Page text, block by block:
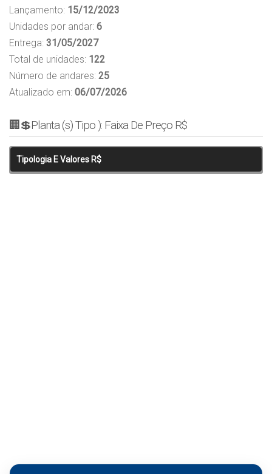
Lançamento: 15/12/2023
Unidades por andar: 6
Entrega: 31/05/2027
Total de unidades: 122
Número de andares: 25
Atualizado em: 06/07/2026
🏢💲Planta (s) Tipo ): Faixa De Preço R$
Tipologia E Valores R$